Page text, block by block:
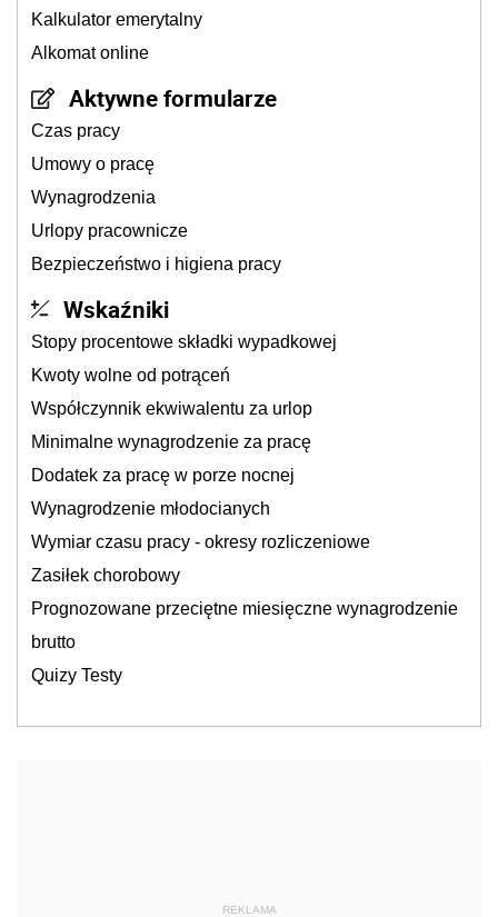
Kalkulator emerytalny
Alkomat online
Aktywne formularze
Czas pracy
Umowy o pracę
Wynagrodzenia
Urlopy pracownicze
Bezpieczeństwo i higiena pracy
Wskaźniki
Stopy procentowe składki wypadkowej
Kwoty wolne od potrąceń
Współczynnik ekwiwalentu za urlop
Minimalne wynagrodzenie za pracę
Dodatek za pracę w porze nocnej
Wynagrodzenie młodocianych
Wymiar czasu pracy - okresy rozliczeniowe
Zasiłek chorobowy
Prognozowane przeciętne miesięczne wynagrodzenie
brutto
Quizy Testy
REKLAMA